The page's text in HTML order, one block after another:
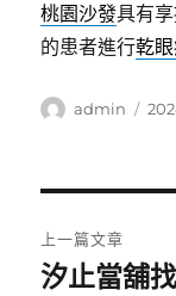
桃園沙發具有
的患者進行乾
作
admin
發
章
上一篇文章
上
汐止當舖